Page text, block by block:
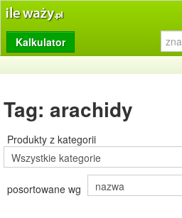
Produkty
Dziennik
Porady
Słownik
Kalkulator
Tag: arachidy
Produkty z kategorii
posortowane wg